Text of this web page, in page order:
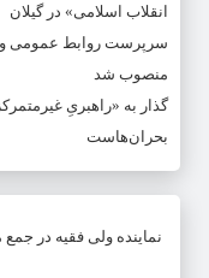
انقلاب اسلامی» در گیلان
سرپرست روابط عمومی و
منصوب شد
گذار به «راهبریِ
بحران‌هاست
نماینده ولی فقیه در